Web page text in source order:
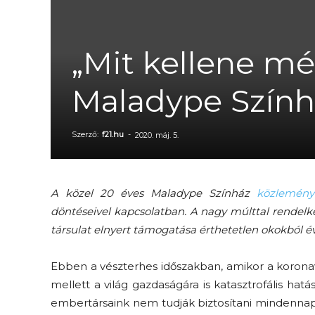
„Mit kellene
Maladype
Szerző: f21.hu - 2020. máj. 5.
A közel 20 éves Maladype Színház
döntéseivel kapcsolatban. A nagy múlttal
társulat elnyert támogatása érthetetlen okokból
Ebben a vészterhes időszakban, amikor a
mellett a világ gazdaságára is katasztrofális
embertársaink nem tudják biztosítani